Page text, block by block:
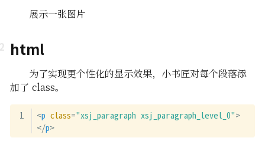
展示一张图片
html
为了实现更个性化的显示效果，小书匠对每个段落添
加了 class。
<p class="xsj_paragraph xsj_paragraph_level_0">
</p>